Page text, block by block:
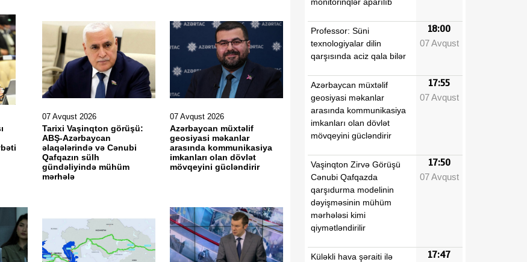
07 Avqust 2026
Tarixi Vaşinqton görüşü:
ABŞ-Azərbaycan
əlaqələrində və Cənubi
Qafqazın sülh
gündəliyində mühüm
mərhələ
07 Avqust 2026
Azərbaycan müxtəlif
geosiyasi məkanlar
arasında kommunikasiya
imkanları olan dövlət
mövqeyini gücləndirir
Professor: Süni
texnologiyalar dilin
qarşısında aciz qala bilər
18:00
07 Avqust
Azərbaycan müxtəlif
geosiyasi məkanlar
arasında kommunikasiya
imkanları olan dövlət
mövqeyini gücləndirir
17:55
07 Avqust
Vaşinqton Zirvə Görüşü
Cənubi Qafqazda
qarşıdurma modelinin
dəyişməsinin mühüm
mərhələsi kimi
qiymətləndirilir
17:50
07 Avqust
Küləkli hava şəraiti ilə
17:47